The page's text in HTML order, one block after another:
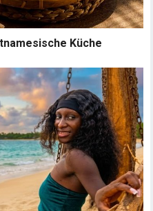
Küche